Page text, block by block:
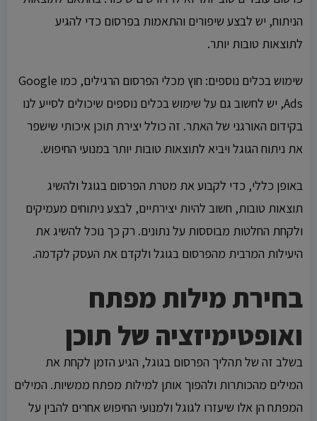
הניתוח, יש לבצע שיפורים והתאמות בפרסום כדי להגיע
לתוצאות טובות יותר.
שימוש בכלים נוספים: חוץ מכלי הפרסום הרגילים, כמו Google
Ads, יש לחשוב גם על שימוש בכלים נוספים שיכולים לסייע לנו
בקידום האורגני של האתר. זה כולל יצירת תוכן איכותי שישפר
את ניתוח הגוגל ויביא לתוצאות טובות יותר במנועי החיפוש.
באופן כללי, כדי לקבוע את מטרת הפרסום בגוגל ולהשיג
תוצאות טובות, חשוב להיות יצירתיים, לבצע ניתוחים מעמיקים
ולקחת החלטות מבוססות על נתונים. רק כך נוכל להשיג את
היעילות המרבית מהפרסום בגוגל ולקדם את העסק לקדמה.
בחירת מילות מפתח
ואופטימיזציה של תוכן
בשלב זה של תהליך הפרסום בגוגל, הגיע הזמן לקחת את
המילים מהכותרות ולהפוך אותן למילות מפתח ממשיות. המילים
המפתח הן אלו שיעזרו לגוגל ולמנועי החיפוש אחרים להבין על